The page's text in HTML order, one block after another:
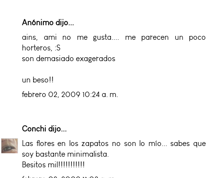
Anónimo dijo...
ains, ami no me gusta.... me parecen un poco
horteros, :S
son demasiado exagerados
un beso!!
febrero 02, 2009 10:24 a. m.
Conchi dijo...
Las flores en los zapatos no son lo mío... sabes que
soy bastante minimalista.
Besitos mil!!!!!!!!!!!